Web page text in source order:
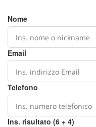
Nome
Email
Telefono
Ins. risultato (6 + 4)